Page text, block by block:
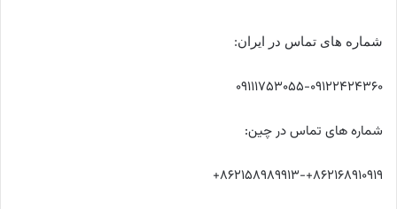
شماره های تماس در ایران:
09111753055-09122424360
شماره های تماس در چین:
862168910919+-862158989913+